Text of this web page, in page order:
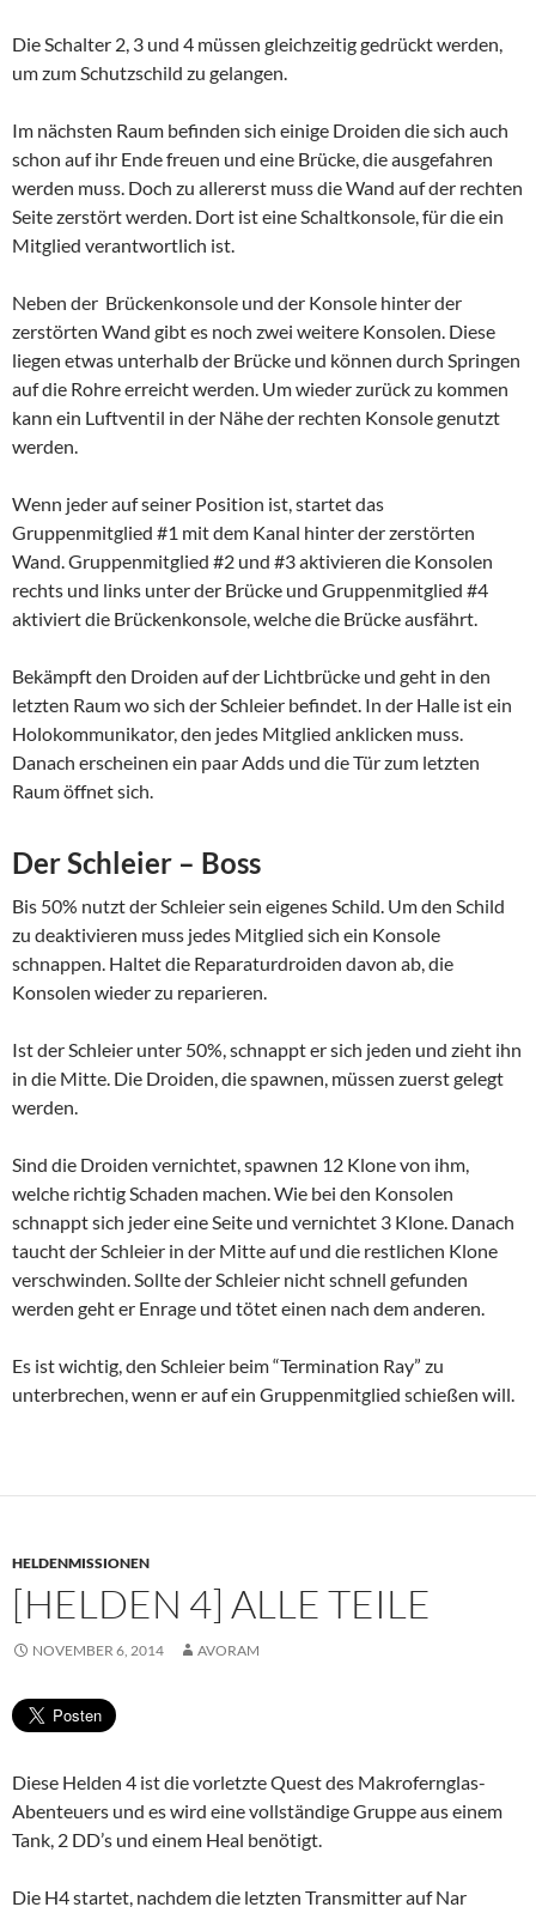
Die Schalter 2, 3 und 4 müssen gleichzeitig gedrückt werden,
um zum Schutzschild zu gelangen.
Im nächsten Raum befinden sich einige Droiden die sich auch
schon auf ihr Ende freuen und eine Brücke, die ausgefahren
werden muss. Doch zu allererst muss die Wand auf der rechten
Seite zerstört werden. Dort ist eine Schaltkonsole, für die ein
Mitglied verantwortlich ist.
Neben der Brückenkonsole und der Konsole hinter der
zerstörten Wand gibt es noch zwei weitere Konsolen. Diese
liegen etwas unterhalb der Brücke und können durch Springen
auf die Rohre erreicht werden. Um wieder zurück zu kommen
kann ein Luftventil in der Nähe der rechten Konsole genutzt
werden.
Wenn jeder auf seiner Position ist, startet das
Gruppenmitglied #1 mit dem Kanal hinter der zerstörten
Wand. Gruppenmitglied #2 und #3 aktivieren die Konsolen
rechts und links unter der Brücke und Gruppenmitglied #4
aktiviert die Brückenkonsole, welche die Brücke ausfährt.
Bekämpft den Droiden auf der Lichtbrücke und geht in den
letzten Raum wo sich der Schleier befindet. In der Halle ist ein
Holokommunikator, den jedes Mitglied anklicken muss.
Danach erscheinen ein paar Adds und die Tür zum letzten
Raum öffnet sich.
Der Schleier – Boss
Bis 50% nutzt der Schleier sein eigenes Schild. Um den Schild
zu deaktivieren muss jedes Mitglied sich ein Konsole
schnappen. Haltet die Reparaturdroiden davon ab, die
Konsolen wieder zu reparieren.
Ist der Schleier unter 50%, schnappt er sich jeden und zieht ihn
in die Mitte. Die Droiden, die spawnen, müssen zuerst gelegt
werden.
Sind die Droiden vernichtet, spawnen 12 Klone von ihm,
welche richtig Schaden machen. Wie bei den Konsolen
schnappt sich jeder eine Seite und vernichtet 3 Klone. Danach
taucht der Schleier in der Mitte auf und die restlichen Klone
verschwinden. Sollte der Schleier nicht schnell gefunden
werden geht er Enrage und tötet einen nach dem anderen.
Es ist wichtig, den Schleier beim “Termination Ray” zu
unterbrechen, wenn er auf ein Gruppenmitglied schießen will.
HELDENMISSIONEN
[HELDEN 4] ALLE TEILE
NOVEMBER 6, 2014 AVORAM
Diese Helden 4 ist die vorletzte Quest des Makrofernglas-
Abenteuers und es wird eine vollständige Gruppe aus einem
Tank, 2 DD’s und einem Heal benötigt.
Die H4 startet, nachdem die letzten Transmitter auf Nar